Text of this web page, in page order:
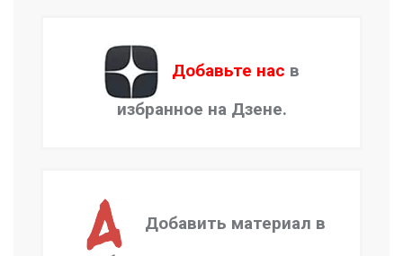
Добавьте нас в
избранное на Дзене.
Добавить материал в